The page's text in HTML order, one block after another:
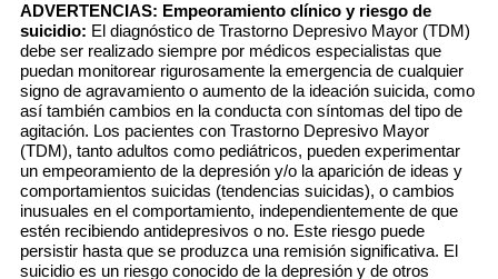
ADVERTENCIAS: Empeoramiento clínico y riesgo de
suicidio: El diagnóstico de Trastorno Depresivo Mayor (TDM)
debe ser realizado siempre por médicos especialistas que
puedan monitorear rigurosamente la emergencia de cualquier
signo de agravamiento o aumento de la ideación suicida, como
así también cambios en la conducta con síntomas del tipo de
agitación. Los pacientes con Trastorno Depresivo Mayor
(TDM), tanto adultos como pediátricos, pueden experimentar
un empeoramiento de la depresión y/o la aparición de ideas y
comportamientos suicidas (tendencias suicidas), o cambios
inusuales en el comportamiento, independientemente de que
estén recibiendo antidepresivos o no. Este riesgo puede
persistir hasta que se produzca una remisión significativa. El
suicidio es un riesgo conocido de la depresión y de otros